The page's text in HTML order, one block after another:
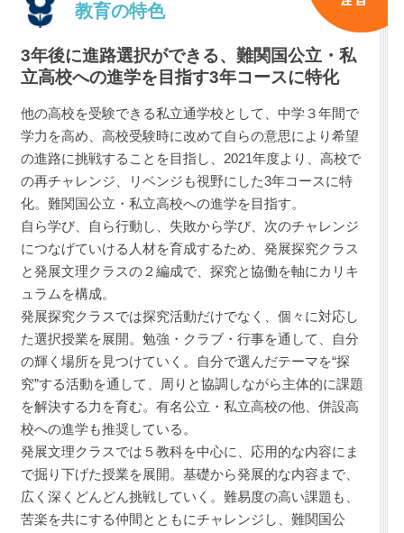
教育の特色
3年後に進路選択ができる、難関国公立・私
立高校への進学を目指す3年コースに特化
他の高校を受験できる私立通学校として、中学３年間で
学力を高め、高校受験時に改めて自らの意思により希望
の進路に挑戦することを目指し、2021年度より、高校で
の再チャレンジ、リベンジも視野にした3年コースに特
化。難関国公立・私立高校への進学を目指す。
自ら学び、自ら行動し、失敗から学び、次のチャレンジ
につなげていける人材を育成するため、発展探究クラス
と発展文理クラスの２編成で、探究と協働を軸にカリキ
ュラムを構成。
発展探究クラスでは探究活動だけでなく、個々に対応し
た選択授業を展開。勉強・クラブ・行事を通して、自分
の輝く場所を見つけていく。自分で選んだテーマを“探
究”する活動を通して、周りと協調しながら主体的に課題
を解決する力を育む。有名公立・私立高校の他、併設高
校への進学も推奨している。
発展文理クラスでは５教科を中心に、応用的な内容にま
で掘り下げた授業を展開。基礎から発展的な内容まで、
広く深くどんどん挑戦していく。難易度の高い課題も、
苦楽を共にする仲間とともにチャレンジし、難関国公